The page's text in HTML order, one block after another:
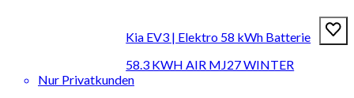
Kia EV3 | Elektro 58 kWh Batterie
58.3 KWH AIR MJ27 WINTER
Nur Privatkunden